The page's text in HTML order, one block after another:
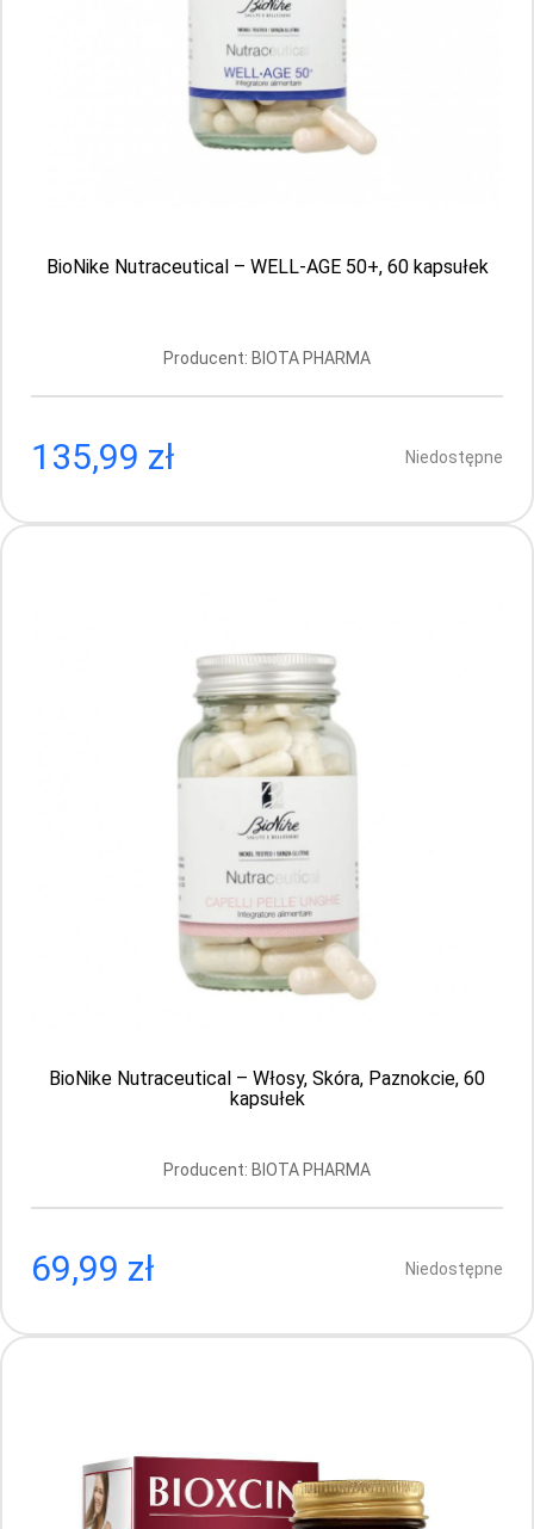
Producent: BIOTA PHARMA
135.99 PLN
BioNike Nutraceutical – WELL-AGE 50+, 60
kapsułek
Producent: BIOTA PHARMA
Aktualnie brak
BioNike Nutraceutical – WELL-AGE 50+, 60 kapsułek
Producent: BIOTA PHARMA
135,99 zł Niedostępne
BioNike Nutraceutical – Włosy, Skóra, Paznokcie, 60
kapsułek
Producent: BIOTA PHARMA
69,99 zł Niedostępne